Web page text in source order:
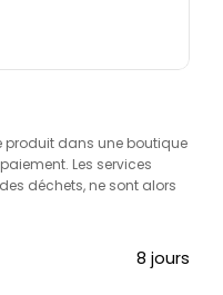
produit dans une boutique
Les services
déchets, ne sont alors
8 jours